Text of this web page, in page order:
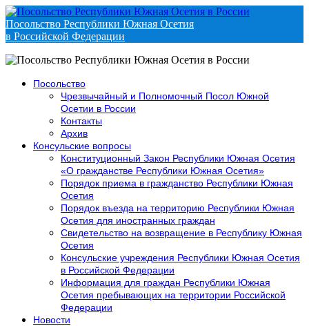
Посольство Республики Южная Осетия
в Российской Федерации
Посольство
Чрезвычайный и Полномочный Посол Южной
Осетии в России
Контакты
Архив
Консульские вопросы
Конституционный Закон Республики Южная Осетия
«О гражданстве Республики Южная Осетия»
Порядок приема в гражданство Республики Южная
Осетия
Порядок въезда на территорию Республики Южная
Осетия для иностранных граждан
Свидетельство на возвращение в Республику Южная
Осетия
Консульские учреждения Республики Южная Осетия
в Российской Федерации
Информация для граждан Республики Южная
Осетия пребывающих на территории Российской
Федерации
Новости